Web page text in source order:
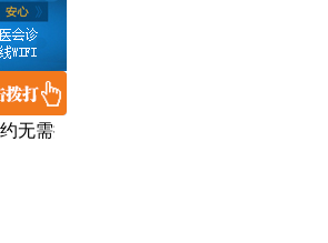
无需排队。温馨提示：来济看病，谨